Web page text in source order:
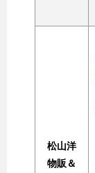
松山洋
物販＆